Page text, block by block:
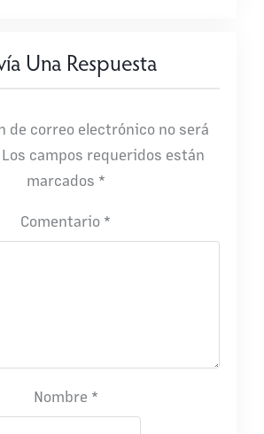
Una Respuesta
de correo electrónico no será
Los campos requeridos están
marcados *
Comentario *
Nombre *